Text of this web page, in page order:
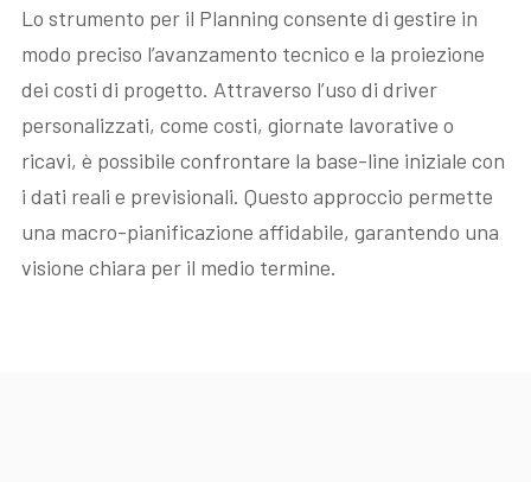
Lo strumento per il Planning consente di gestire in
modo preciso l’avanzamento tecnico e la proiezione
dei costi di progetto. Attraverso l’uso di driver
personalizzati, come costi, giornate lavorative o
ricavi, è possibile confrontare la base-line iniziale con
i dati reali e previsionali. Questo approccio permette
una macro-pianificazione affidabile, garantendo una
visione chiara per il medio termine.